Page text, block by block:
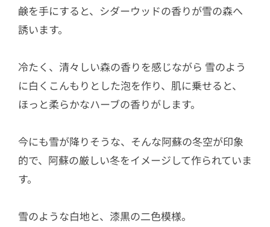
鹸を手にすると、シダーウッドの香りが雪の森へ
誘います。
冷たく、清々しい森の香りを感じながら 雪のよう
に白くこんもりとした泡を作り、肌に乗せると、
ほっと柔らかなハーブの香りがします。
今にも雪が降りそうな、そんな阿蘇の冬空が印象
的で、阿蘇の厳しい冬をイメージして作られていま
す。
雪のような白地と、漆黒の二色模様。